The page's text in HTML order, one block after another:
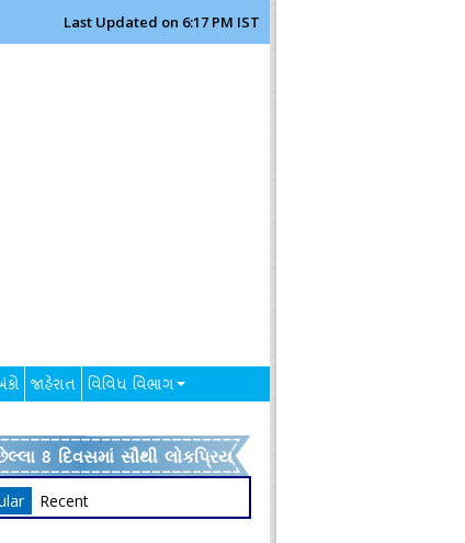
Last Updated on 6:17 PM IST
જાહેરાત વિવિધ વિભાગ
8 દિવસમાં સૌથી લોકપ્રિય
Recent